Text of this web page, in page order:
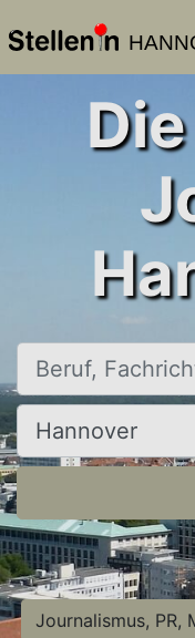
Beruf, Fachrichtung,
Ort, Stadt
Journalismus, PR,